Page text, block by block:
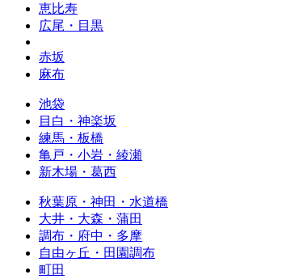
恵比寿
広尾・目黒
赤坂
麻布
池袋
目白・神楽坂
練馬・板橋
亀戸・小岩・綾瀬
新木場・葛西
秋葉原・神田・水道橋
大井・大森・蒲田
調布・府中・多摩
自由ヶ丘・田園調布
町田